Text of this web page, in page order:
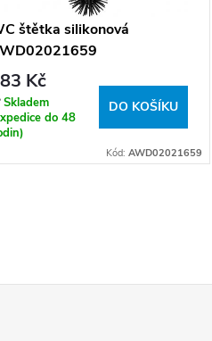
štětka silikonová
Kč
Skladem
do 48
DO KOŠÍKU
Kód: AWD02021659